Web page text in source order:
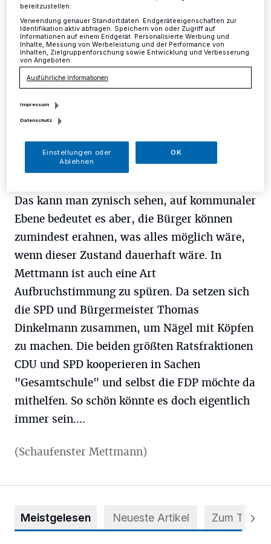
erfasst, die noch vor wenigen Monaten schwer
vorstellbar war.
15.02.2017 , 10:25 Uhr Eine Minute Lesezeit
Das kann man zynisch sehen, auf kommunaler
Ebene bedeutet es aber, die Bürger können
zumindest erahnen, was alles möglich wäre,
wenn dieser Zustand dauerhaft wäre. In
Mettmann ist auch eine Art
Aufbruchstimmung zu spüren. Da setzen sich
die SPD und Bürgermeister Thomas
Dinkelmann zusammen, um Nägel mit Köpfen
zu machen. Die beiden größten Ratsfraktionen
CDU und SPD kooperieren in Sachen
"Gesamtschule" und selbst die FDP möchte da
mithelfen. So schön könnte es doch eigentlich
immer sein....
(Schaufenster Mettmann)
Meistgelesen Neueste Artikel Zum Thema
bereitzustellen:
Verwendung genauer Standortdaten. Endgeräteeigenschaften zur
Identifikation aktiv abfragen. Speichern von oder Zugriff auf
Informationen auf einem Endgerät. Personalisierte Werbung und
Inhalte, Messung von Werbeleistung und der Performance von
Inhalten, Zielgruppenforschung sowie Entwicklung und Verbesserung
von Angeboten.
Ausführliche Informationen
Impressum
Datenschutz
Einstellungen oder
Ablehnen
OK